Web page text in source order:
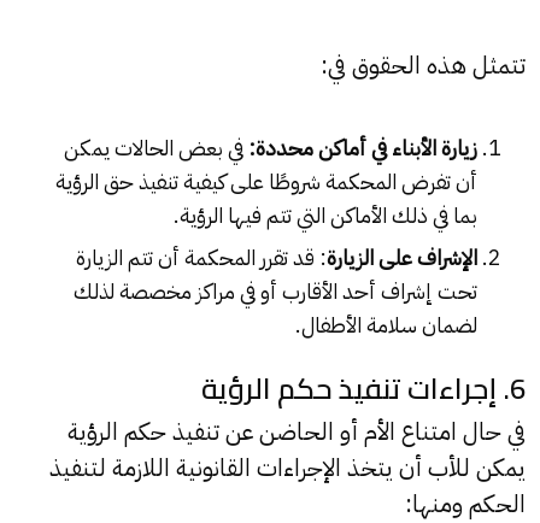
تتمثل هذه الحقوق في:
زيارة الأبناء في أماكن محددة: في بعض الحالات يمكن
أن تفرض المحكمة شروطًا على كيفية تنفيذ حق الرؤية
بما في ذلك الأماكن التي تتم فيها الرؤية.
الإشراف على الزيارة: قد تقرر المحكمة أن تتم الزيارة
تحت إشراف أحد الأقارب أو في مراكز مخصصة لذلك
لضمان سلامة الأطفال.
6. إجراءات تنفيذ حكم الرؤية
في حال امتناع الأم أو الحاضن عن تنفيذ حكم الرؤية
يمكن للأب أن يتخذ الإجراءات القانونية اللازمة لتنفيذ
الحكم ومنها: